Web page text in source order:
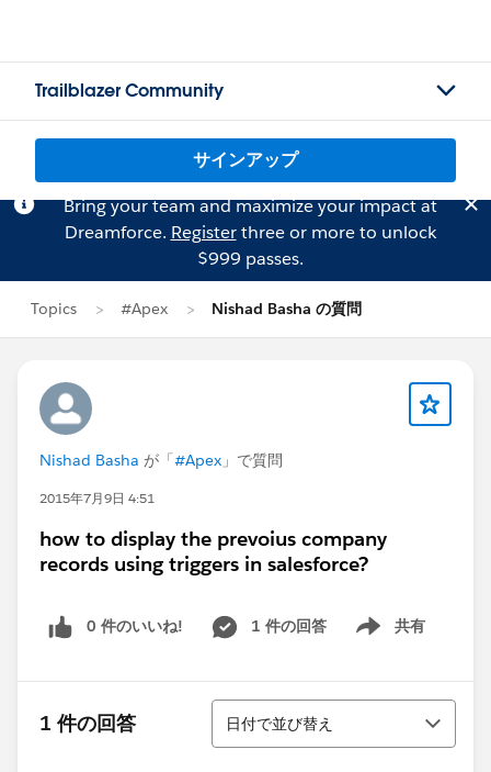
Trailblazer Community
サインアップ
Bring your team and maximize your impact at
Dreamforce. Registerthree or more to unlock
$999 passes.
Topics #Apex Nishad Basha の質問
Nishad Basha が「#Apex 」で質問
2015年7月9日 4:51
how to display the prevoius company
records using triggers in salesforce?
0 件のいいね! 1 件の回答 共有
Show menu
1 件の回答
並び替え
日付で並び替え